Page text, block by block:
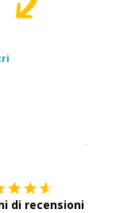
di recensioni